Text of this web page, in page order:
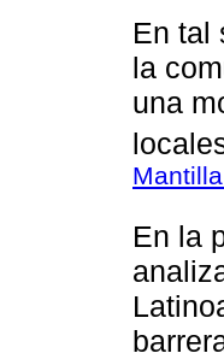
En tal
la
una
En la